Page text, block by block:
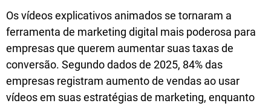
Os vídeos explicativos animados se tornaram a
ferramenta de marketing digital mais poderosa para
empresas que querem aumentar suas taxas de
conversão. Segundo dados de 2025, 84% das
empresas registram aumento de vendas ao usar
vídeos em suas estratégias de marketing, enquanto